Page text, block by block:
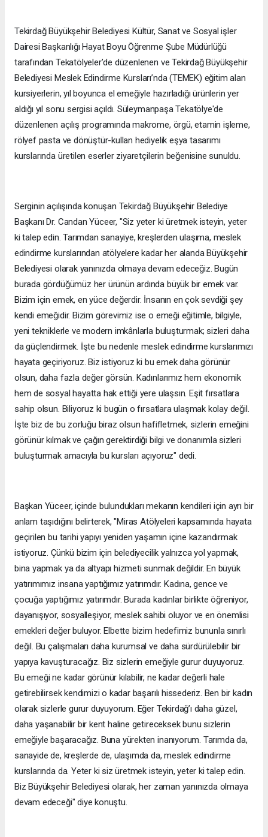
Tekirdağ Büyükşehir Belediyesi Kültür, Sanat ve Sosyal işler
Dairesi Başkanlığı Hayat Boyu Öğrenme Şube Müdürlüğü
tarafından Tekatölyeler’de düzenlenen ve Tekirdağ Büyükşehir
Belediyesi Meslek Edindirme Kursları’nda (TEMEK) eğitim alan
kursiyerlerin, yıl boyunca el emeğiyle hazırladığı ürünlerin yer
aldığı yıl sonu sergisi açıldı. Süleymanpaşa Tekatölye'de
düzenlenen açılış programında makrome, örgü, etamin işleme,
rölyef pasta ve dönüştür-kullan hediyelik eşya tasarımı
kurslarında üretilen eserler ziyaretçilerin beğenisine sunuldu.
Serginin açılışında konuşan Tekirdağ Büyükşehir Belediye
Başkanı Dr. Candan Yüceer, "Siz yeter ki üretmek isteyin, yeter
ki talep edin. Tarımdan sanayiye, kreşlerden ulaşıma, meslek
edindirme kurslarından atölyelere kadar her alanda Büyükşehir
Belediyesi olarak yanınızda olmaya devam edeceğiz. Bugün
burada gördüğümüz her ürünün ardında büyük bir emek var.
Bizim için emek, en yüce değerdir. İnsanın en çok sevdiği şey
kendi emeğidir. Bizim görevimiz ise o emeği eğitimle, bilgiyle,
yeni tekniklerle ve modern imkânlarla buluşturmak; sizleri daha
da güçlendirmek. İşte bu nedenle meslek edindirme kurslarımızı
hayata geçiriyoruz. Biz istiyoruz ki bu emek daha görünür
olsun, daha fazla değer görsün. Kadınlarımız hem ekonomik
hem de sosyal hayatta hak ettiği yere ulaşsın. Eşit fırsatlara
sahip olsun. Biliyoruz ki bugün o fırsatlara ulaşmak kolay değil.
İşte biz de bu zorluğu biraz olsun hafifletmek, sizlerin emeğini
görünür kılmak ve çağın gerektirdiği bilgi ve donanımla sizleri
buluşturmak amacıyla bu kursları açıyoruz" dedi.
Başkan Yüceer, içinde bulundukları mekanın kendileri için ayrı bir
anlam taşıdığını belirterek, "Miras Atölyeleri kapsamında hayata
geçirilen bu tarihi yapıyı yeniden yaşamın içine kazandırmak
istiyoruz. Çünkü bizim için belediyecilik yalnızca yol yapmak,
bina yapmak ya da altyapı hizmeti sunmak değildir. En büyük
yatırımımız insana yaptığımız yatırımdır. Kadına, gence ve
çocuğa yaptığımız yatırımdır. Burada kadınlar birlikte öğreniyor,
dayanışıyor, sosyalleşiyor, meslek sahibi oluyor ve en önemlisi
emekleri değer buluyor. Elbette bizim hedefimiz bununla sınırlı
değil. Bu çalışmaları daha kurumsal ve daha sürdürülebilir bir
yapıya kavuşturacağız. Biz sizlerin emeğiyle gurur duyuyoruz.
Bu emeği ne kadar görünür kılabilir, ne kadar değerli hale
getirebilirsek kendimizi o kadar başarılı hissederiz. Ben bir kadın
olarak sizlerle gurur duyuyorum. Eğer Tekirdağ’ı daha güzel,
daha yaşanabilir bir kent haline getireceksek bunu sizlerin
emeğiyle başaracağız. Buna yürekten inanıyorum. Tarımda da,
sanayide de, kreşlerde de, ulaşımda da, meslek edindirme
kurslarında da. Yeter ki siz üretmek isteyin, yeter ki talep edin.
Biz Büyükşehir Belediyesi olarak, her zaman yanınızda olmaya
devam edeceği" diye konuştu.